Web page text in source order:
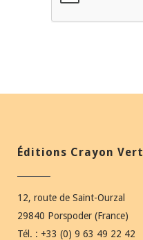
Éditions Crayon Vert
12, route de Saint-Ourzal
29840 Porspoder (France)
Tél. : +33 (0) 9 63 49 22 42